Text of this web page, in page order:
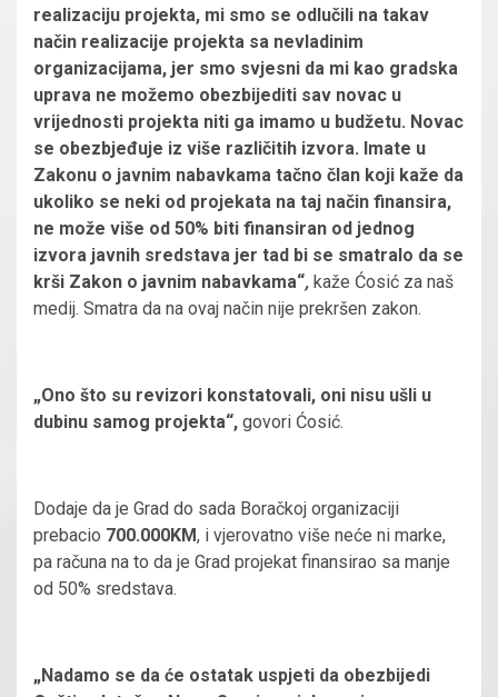
realizaciju projekta, mi smo se odlučili na takav
način realizacije projekta sa nevladinim
organizacijama, jer smo svjesni da mi kao gradska
uprava ne možemo obezbijediti sav novac u
vrijednosti projekta niti ga imamo u budžetu. Novac
se obezbjeđuje iz više različitih izvora. Imate u
Zakonu o javnim nabavkama tačno član koji kaže da
ukoliko se neki od projekata na taj način finansira,
ne može više od 50% biti finansiran od jednog
izvora javnih sredstava jer tad bi se smatralo da se
krši Zakon o javnim nabavkama“, kaže Ćosić za naš
medij. Smatra da na ovaj način nije prekršen zakon.
„Ono što su revizori konstatovali, oni nisu ušli u
dubinu samog projekta“, govori Ćosić.
Dodaje da je Grad do sada Boračkoj organizaciji
prebacio 700.000KM, i vjerovatno više neće ni marke,
pa računa na to da je Grad projekat finansirao sa manje
od 50% sredstava.
„Nadamo se da će ostatak uspjeti da obezbijedi